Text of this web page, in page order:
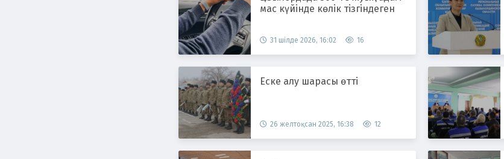
мас күйінде көлік тізгіндеген
31 шілде 2026, 16:02 16
Еске алу шарасы өтті
26 желтоқсан 2025, 16:38 12